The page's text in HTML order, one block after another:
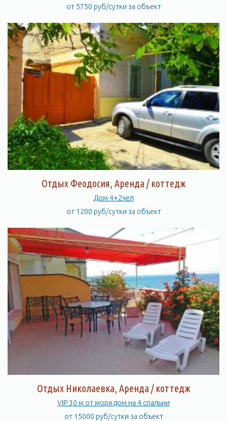
от 5750 руб/сутки за объект
Отдых Феодосия, Аренда / коттедж
Дом 4+2чел
от 1200 руб/сутки за объект
Отдых Николаевка, Аренда / коттедж
VIP 30 м от моря дом на 4 спальни
от 15000 руб/сутки за объект